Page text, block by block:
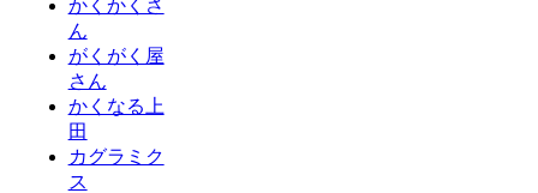
かくかくさ
ん
がくがく屋
さん
かくなる上
田
カグラミク
ス